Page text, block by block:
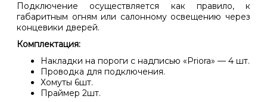
Подключение осуществляется как правило, к
габаритным огням или салонному освещению через
концевики дверей.
Комплектация:
Накладки на пороги с надписью «Priora» — 4 шт.
Проводка для подключения.
Хомуты 6шт.
Праймер 2шт.